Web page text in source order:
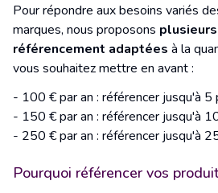
Pour répondre aux besoins variés
marques, nous proposons
référencement adaptées à la
vous souhaitez mettre en avant :
- 100 € par an : référencer jusqu'à 5
- 150 € par an : référencer jusqu'à
- 250 € par an : référencer jusqu'à
Pourquoi référencer vos